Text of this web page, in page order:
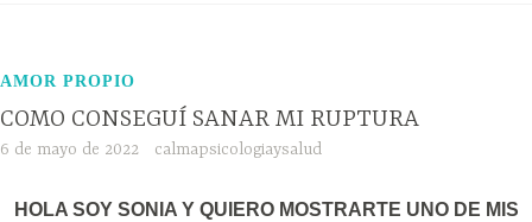
AMOR PROPIO
COMO CONSEGUÍ SANAR MI RUPTURA
6 de mayo de 2022 calmapsicologiaysalud
HOLA SOY SONIA Y QUIERO MOSTRARTE UNO DE MIS